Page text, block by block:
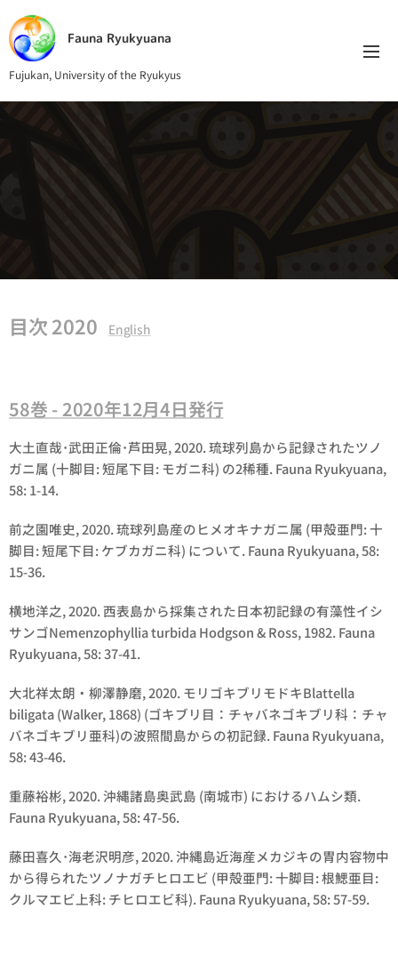
Fauna Ryukyuana
Fujukan, University of the Ryukyus
目次 2020 English
58巻 - 2020年12月4日発行
大土直哉･武田正倫･芦田晃, 2020. 琉球列島から記録されたツノ
ガニ属 (十脚目: 短尾下目: モガニ科) の2稀種. Fauna Ryukyuana,
58: 1-14.
前之園唯史, 2020. 琉球列島産のヒメオキナガニ属 (甲殻亜門: 十
脚目: 短尾下目: ケブカガニ科) について. Fauna Ryukyuana, 58:
15-36.
横地洋之, 2020. 西表島から採集された日本初記録の有藻性イシ
サンゴNemenzophyllia turbidaHodgson & Ross, 1982. Fauna
Ryukyuana, 58: 37-41.
大北祥太朗・柳澤静磨, 2020. モリゴキブリモドキBlattella
biligata (Walker, 1868) (ゴキブリ目：チャバネゴキブリ科：チャ
バネゴキブリ亜科)の波照間島からの初記録. Fauna Ryukyuana,
58: 43-46.
重藤裕彬, 2020. 沖縄諸島奥武島 (南城市) におけるハムシ類.
Fauna Ryukyuana, 58: 47-56.
藤田喜久･海老沢明彦, 2020. 沖縄島近海産メカジキの胃内容物中
から得られたツノナガチヒロエビ (甲殻亜門: 十脚目: 根鰓亜目:
クルマエビ上科: チヒロエビ科). Fauna Ryukyuana, 58: 57-59.